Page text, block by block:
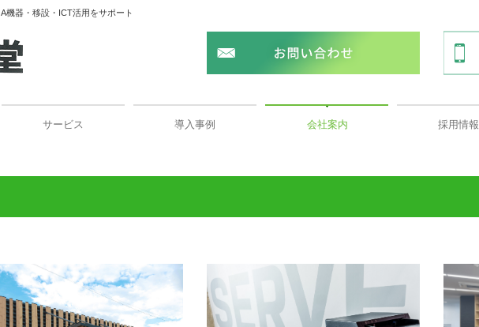
機器・移設・ICT活用をサポート
サービス 導入事例 会社案内 採用情報